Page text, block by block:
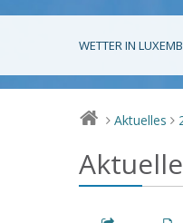
WETTER IN
> Aktuelles >